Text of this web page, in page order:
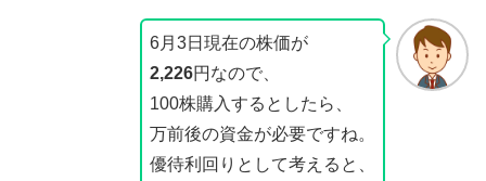
6月3日現在の株価が
2,226円なので、
100株購入するとしたら、
万前後の資金が必要ですね。
優待利回りとして考えると、